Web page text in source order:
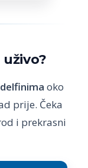
oko
prije. Čeka
i prekrasni